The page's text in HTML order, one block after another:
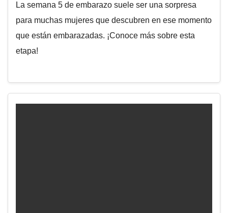
La semana 5 de embarazo suele ser una sorpresa
para muchas mujeres que descubren en ese momento
que están embarazadas. ¡Conoce más sobre esta
etapa!